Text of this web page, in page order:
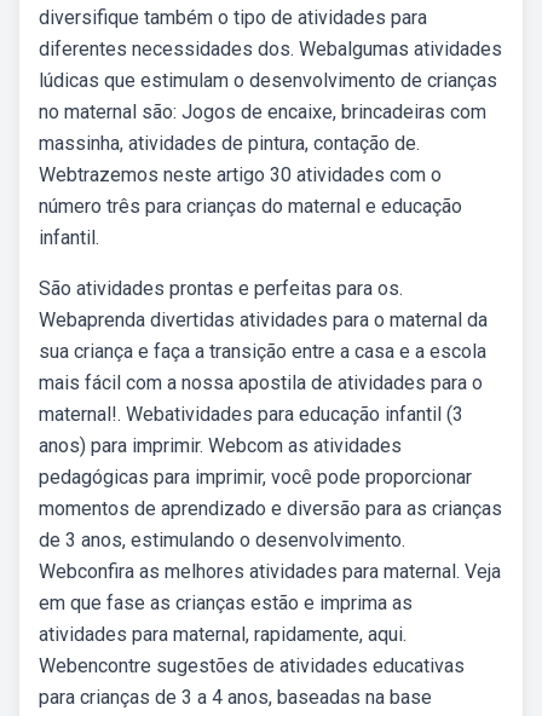
diversifique também o tipo de atividades para
diferentes necessidades dos. Webalgumas atividades
lúdicas que estimulam o desenvolvimento de crianças
no maternal são: Jogos de encaixe, brincadeiras com
massinha, atividades de pintura, contação de.
Webtrazemos neste artigo 30 atividades com o
número três para crianças do maternal e educação
infantil.
São atividades prontas e perfeitas para os.
Webaprenda divertidas atividades para o maternal da
sua criança e faça a transição entre a casa e a escola
mais fácil com a nossa apostila de atividades para o
maternal!. Webatividades para educação infantil (3
anos) para imprimir. Webcom as atividades
pedagógicas para imprimir, você pode proporcionar
momentos de aprendizado e diversão para as crianças
de 3 anos, estimulando o desenvolvimento.
Webconfira as melhores atividades para maternal. Veja
em que fase as crianças estão e imprima as
atividades para maternal, rapidamente, aqui.
Webencontre sugestões de atividades educativas
para crianças de 3 a 4 anos, baseadas na base